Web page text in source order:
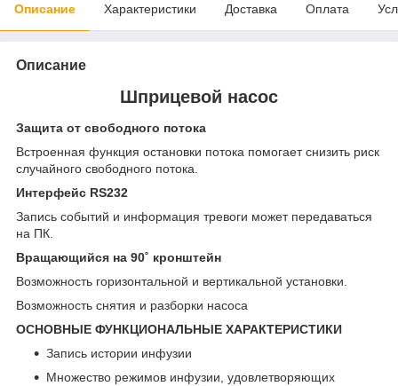
Описание Характеристики Доставка Оплата
Описание
Шприцевой насос
Защита от свободного потока
Встроенная функция остановки потока помогает снизить риск
случайного свободного потока.
Интерфейс RS232
Запись событий и информация тревоги может передаваться
на ПК.
Вращающийся на 90˚ кронштейн
Возможность горизонтальной и вертикальной установки.
Возможность снятия и разборки насоса
ОСНОВНЫЕ ФУНКЦИОНАЛЬНЫЕ ХАРАКТЕРИСТИКИ
Запись истории инфузии
Множество режимов инфузии, удовлетворяющих